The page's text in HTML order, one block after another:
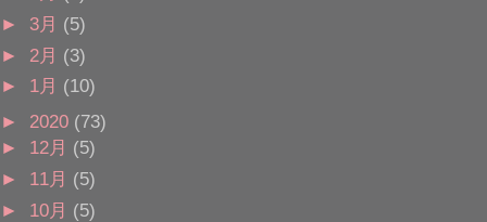
► 3月 (5)
► 2月 (3)
► 1月 (10)
► 2020 (73)
► 12月 (5)
► 11月 (5)
► 10月 (5)